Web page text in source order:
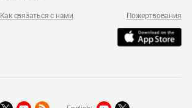
Как связаться с нами Пожертвования